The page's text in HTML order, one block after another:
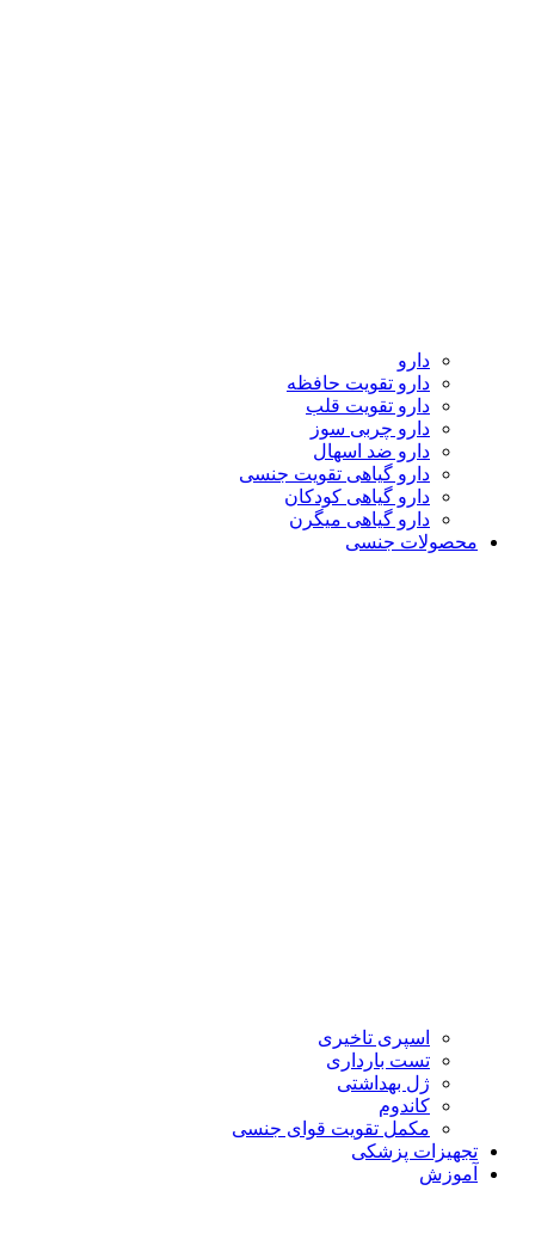
دارو
دارو تقویت حافظه
دارو تقویت قلب
دارو چربی سوز
دارو ضد اسهال
دارو گیاهی تقویت جنسی
دارو گیاهی کودکان
دارو گیاهی میگرن
محصولات جنسی
اسپری تاخیری
تست بارداری
ژل بهداشتی
کاندوم
مکمل تقویت قوای جنسی
تجهیزات پزشکی
آموزش